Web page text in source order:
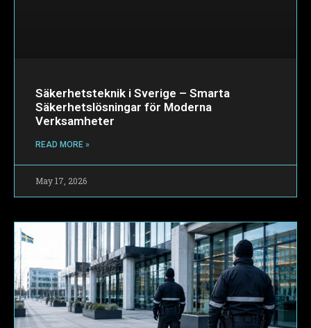
Säkerhetsteknik i Sverige – Smarta
Säkerhetslösningar för Moderna
Verksamheter
READ MORE »
May 17, 2026